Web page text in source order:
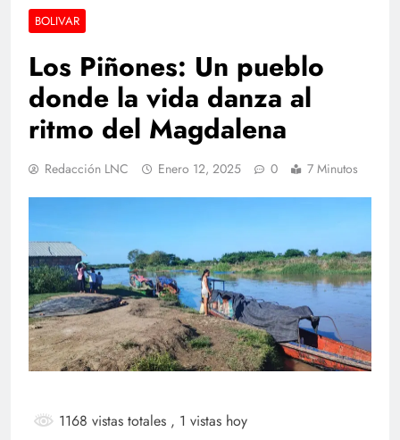
BOLIVAR
Los Piñones: Un pueblo
donde la vida danza al
ritmo del Magdalena
Redacción LNC Enero 12, 2025 0 7 Minutos
1168 vistas totales , 1 vistas hoy